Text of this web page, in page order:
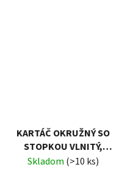
KARTÁČ OKRUŽNÝ SO
STOPKOU VLNITÝ,
POMOSADZENÝ DRÔT
Skladom (>10 ks)